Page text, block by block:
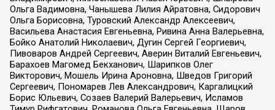
Ольга Вадимовна, Чанышева Лилия Айратовна, Сидорович
Ольга Борисовна, Туровский Александр Алексеевич,
Васильева Анастасия Евгеньевна, Ривина Анна Валерьевна,
Бойко Анатолий Николаевич, Дугин Сергей Георгиевич,
Пивоваров Андрей Сергеевич, Аверин Виталий Евгеньевич,
Барахоев Магомед Бекханович, Шарипков Олег
Викторович, Мошель Ирина Ароновна, Шведов Григорий
Сергеевич, Пономарев Лев Александрович, Каргалицкий
Борис Юльевич, Созаев Валерий Валерьевич, Исламов